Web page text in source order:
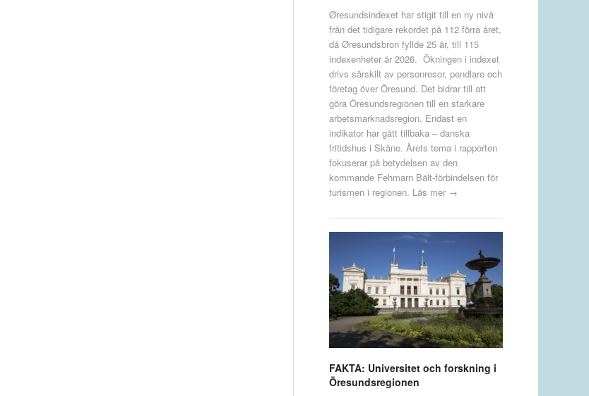
Øresundsindexet har stigit till en ny nivå
från det tidigare rekordet på 112 förra året,
då Øresundsbron fyllde 25 år, till 115
indexenheter år 2026. Ökningen i indexet
drivs särskilt av personresor, pendlare och
företag över Öresund. Det bidrar till att
göra Öresundsregionen till en starkare
arbetsmarknadsregion. Endast en
indikator har gått tillbaka – danska
fritidshus i Skåne. Årets tema i rapporten
fokuserar på betydelsen av den
kommande Fehmarn Bält-förbindelsen för
turismen i regionen. Läs mer →
FAKTA: Universitet och forskning i
Öresundsregionen